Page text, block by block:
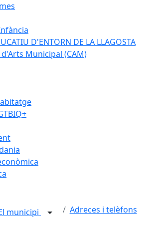
D'ENTORN DE LA LLAGOSTA
Municipal (CAM)
municipi Adreces i telèfons